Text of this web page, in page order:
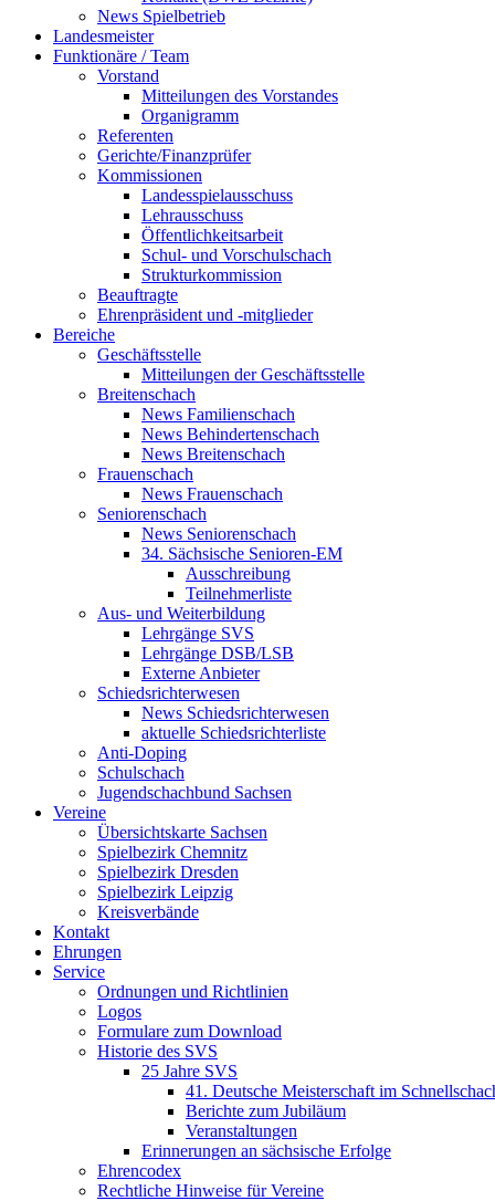
News Spielbetrieb
Landesmeister
Funktionäre / Team
Vorstand
Mitteilungen des Vorstandes
Organigramm
Referenten
Gerichte/Finanzprüfer
Kommissionen
Landesspielausschuss
Lehrausschuss
Öffentlichkeitsarbeit
Schul- und Vorschulschach
Strukturkommission
Beauftragte
Ehrenpräsident und -mitglieder
Bereiche
Geschäftsstelle
Mitteilungen der Geschäftsstelle
Breitenschach
News Familienschach
News Behindertenschach
News Breitenschach
Frauenschach
News Frauenschach
Seniorenschach
News Seniorenschach
34. Sächsische Senioren-EM
Ausschreibung
Teilnehmerliste
Aus- und Weiterbildung
Lehrgänge SVS
Lehrgänge DSB/LSB
Externe Anbieter
Schiedsrichterwesen
News Schiedsrichterwesen
aktuelle Schiedsrichterliste
Anti-Doping
Schulschach
Jugendschachbund Sachsen
Vereine
Übersichtskarte Sachsen
Spielbezirk Chemnitz
Spielbezirk Dresden
Spielbezirk Leipzig
Kreisverbände
Kontakt
Ehrungen
Service
Ordnungen und Richtlinien
Logos
Formulare zum Download
Historie des SVS
25 Jahre SVS
41. Deutsche Meisterschaft im
Berichte zum Jubiläum
Veranstaltungen
Erinnerungen an sächsische Erfolge
Ehrencodex
Rechtliche Hinweise für Vereine